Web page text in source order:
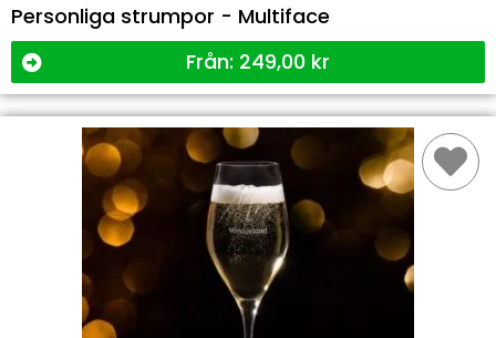
Personliga strumpor - Multiface
Från: 249,00 kr